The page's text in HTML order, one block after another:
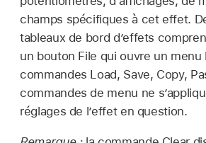
champs spécifiques à cet effet.
tableaux de bord d’effets
un bouton File qui ouvre un menu
commandes Load, Save, Copy,
commandes de menu ne
réglages de l’effet en question.